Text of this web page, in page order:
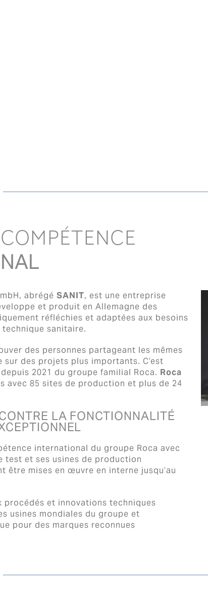
abrégéSANIT, est une entreprise
et produit en Allemagne des
réfléchies et adaptées aux besoins
technique sanitaire.
des personnes partageant les mêmes
des projets plus importants. C’est
2021 du groupe familial Roca. Roca
avec 85 sites de production et plus de 24
LA FONCTIONNALITÉ
international du groupe Roca avec
test et ses usines de production
être mises en œuvre en interne jusqu’au
procédés et innovations techniques
usines mondiales du groupe et
pour des marques reconnues